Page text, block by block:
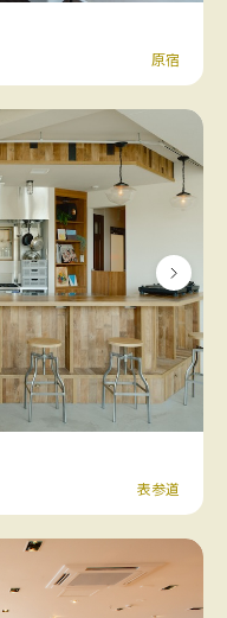
原宿
表参道